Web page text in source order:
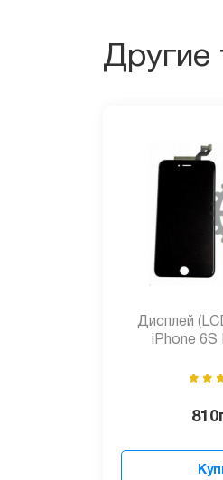
Другие
Дисплей
iPhone 6S
810